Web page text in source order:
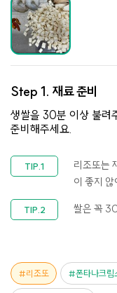
Step 1. 재료 준비
생쌀을 30분 이상 불려
준비해주세요.
리조또는
이 좋지
쌀은 꼭
리조또 폰타나크림